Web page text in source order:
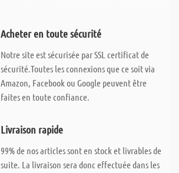
Acheter en toute sécurité
Notre site est sécurisée par SSL certificat de
sécurité.Toutes les connexions que ce soit via
Amazon, Facebook ou Google peuvent être
faites en toute confiance.
Livraison rapide
99% de nos articles sont en stock et livrables de
suite. La livraison sera donc effectuée dans les